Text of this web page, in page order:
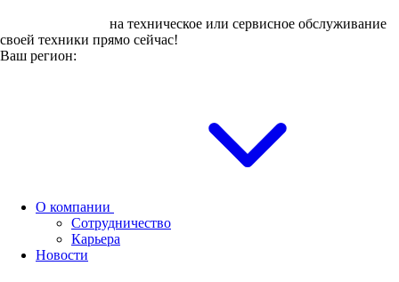
на техническое или сервисное обслуживание
своей техники прямо сейчас!
Ваш регион:
О компании
Сотрудничество
Карьера
Новости